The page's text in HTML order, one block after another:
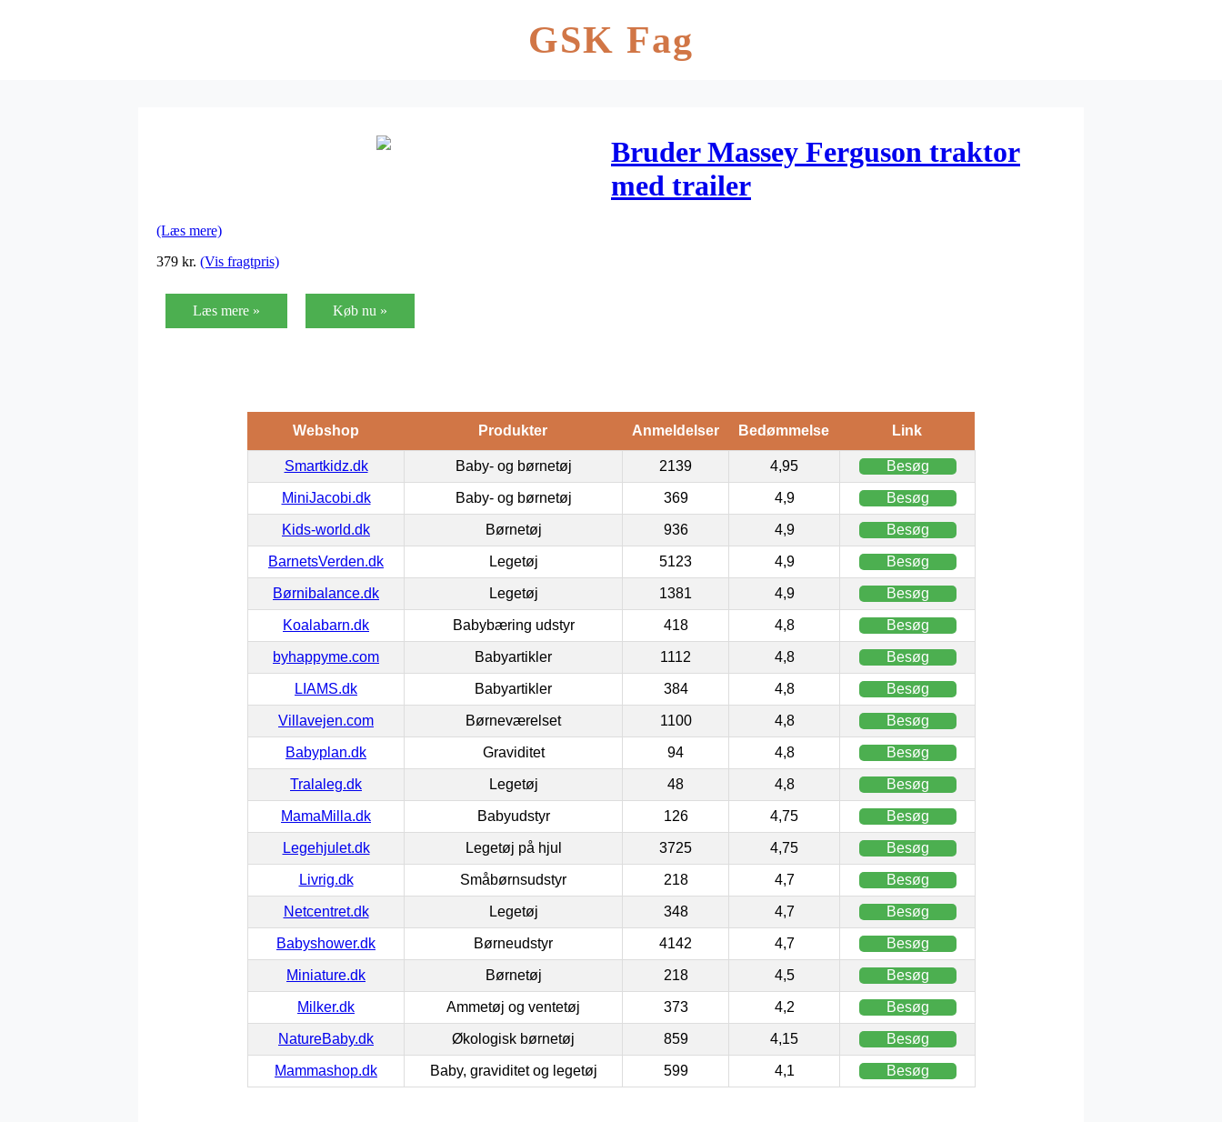
GSK Fag
Bruder Massey Ferguson traktor
med trailer
(Læs mere)
379 kr. (Vis fragtpris)
Læs mere » Køb nu »
Webshop Produkter Anmeldelser Bedømmelse Link
Smartkidz.dk Baby- og børnetøj 2139 4,95 Besøg
MiniJacobi.dk Baby- og børnetøj 369 4,9 Besøg
Kids-world.dk Børnetøj 936 4,9 Besøg
BarnetsVerden.dk Legetøj 5123 4,9 Besøg
Børnibalance.dk Legetøj 1381 4,9 Besøg
Koalabarn.dk Babybæring udstyr 418 4,8 Besøg
byhappyme.com Babyartikler 1112 4,8 Besøg
LIAMS.dk Babyartikler 384 4,8 Besøg
Villavejen.com Børneværelset 1100 4,8 Besøg
Babyplan.dk Graviditet 94 4,8 Besøg
Tralaleg.dk Legetøj 48 4,8 Besøg
MamaMilla.dk Babyudstyr 126 4,75 Besøg
Legehjulet.dk Legetøj på hjul 3725 4,75 Besøg
Livrig.dk Småbørnsudstyr 218 4,7 Besøg
Netcentret.dk Legetøj 348 4,7 Besøg
Babyshower.dk Børneudstyr 4142 4,7 Besøg
Miniature.dk Børnetøj 218 4,5 Besøg
Milker.dk Ammetøj og ventetøj 373 4,2 Besøg
NatureBaby.dk Økologisk børnetøj 859 4,15 Besøg
Mammashop.dk Baby, graviditet og legetøj 599 4,1 Besøg